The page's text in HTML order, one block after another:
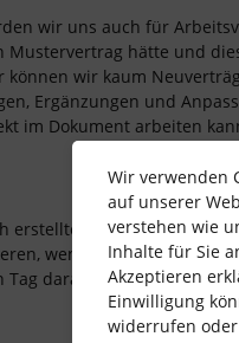
wir uns auch für
Mustervertrag hätte und
können wir kaum
Ergänzungen und
im Dokument arbeiten
erstellte Dokumente
wenn man bei seinem
Tag daran weiterarbeiten
Wir verwenden
auf unserer
verstehen wie
Inhalte für Sie
Akzeptieren
Einwilligung
widerrufen